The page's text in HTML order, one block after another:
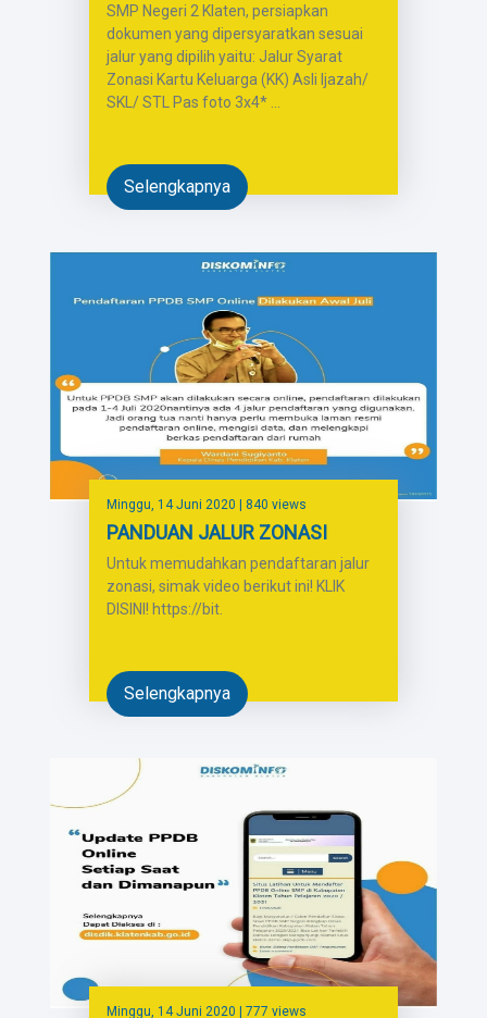
SMP Negeri 2 Klaten, persiapkan
dokumen yang dipersyaratkan sesuai
jalur yang dipilih yaitu: Jalur Syarat
Zonasi Kartu Keluarga (KK) Asli Ijazah/
SKL/ STL Pas foto 3x4* ...
Selengkapnya
Minggu, 14 Juni 2020 | 840 views
PANDUAN JALUR ZONASI
Untuk memudahkan pendaftaran jalur
zonasi, simak video berikut ini! KLIK
DISINI! https://bit.
Selengkapnya
Minggu, 14 Juni 2020 | 777 views